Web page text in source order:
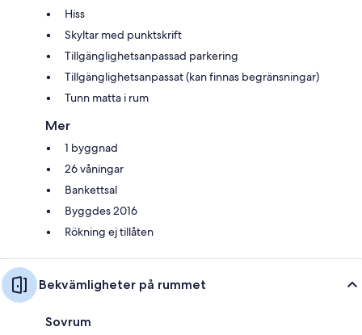
Hiss
Skyltar med punktskrift
Tillgänglighetsanpassad parkering
Tillgänglighetsanpassat (kan finnas begränsningar)
Tunn matta i rum
Mer
1 byggnad
26 våningar
Bankettsal
Byggdes 2016
Rökning ej tillåten
Bekvämligheter på rummet
Sovrum